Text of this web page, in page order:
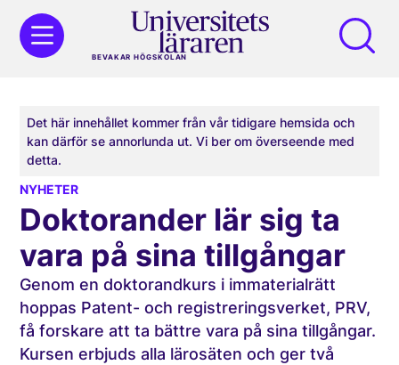
BEVAKAR HÖGSKOLAN
Det här innehållet kommer från vår tidigare hemsida och
kan därför se annorlunda ut. Vi ber om överseende med
detta.
NYHETER
Doktorander lär sig ta
vara på sina tillgångar
Genom en doktorandkurs i immaterialrätt
hoppas Patent- och registreringsverket, PRV,
få forskare att ta bättre vara på sina tillgångar.
Kursen erbjuds alla lärosäten och ger två